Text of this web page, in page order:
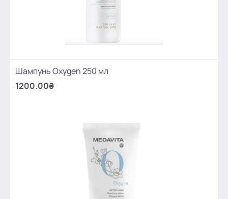
Шампунь Oxygen 250 мл
1200.00₴